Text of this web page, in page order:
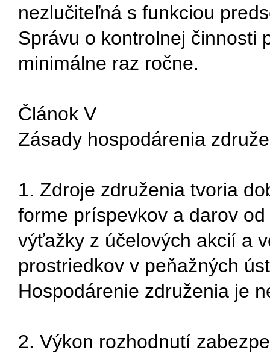
nezlučiteľná s funkciou
Správu o kontrolnej činnosti
minimálne raz ročne.
Článok V
Zásady hospodárenia
1. Zdroje združenia tvoria
forme príspevkov a darov
výťažky z účelových akcií a
prostriedkov v peňažných
Hospodárenie združenia je
2. Výkon rozhodnutí